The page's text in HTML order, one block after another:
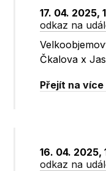
17. 04. 2025,
odkaz na
Čkalova x
Přejít na
16. 04. 2025,
odkaz na